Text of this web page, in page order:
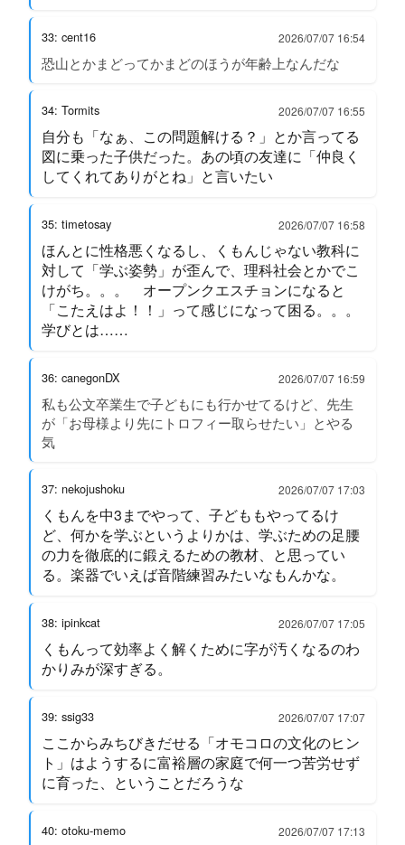
33: cent16 2026/07/07 16:54
恐山とかまどってかまどのほうが年齢上なんだな
34: Tormits 2026/07/07 16:55
自分も「なぁ、この問題解ける？」とか言ってる
図に乗った子供だった。あの頃の友達に「仲良く
してくれてありがとね」と言いたい
35: timetosay 2026/07/07 16:58
ほんとに性格悪くなるし、くもんじゃない教科に
対して「学ぶ姿勢」が歪んで、理科社会とかでこ
けがち。。。 オープンクエスチョンになると
「こたえはよ！！」って感じになって困る。。。
学びとは……
36: canegonDX 2026/07/07 16:59
私も公文卒業生で子どもにも行かせてるけど、先生
が「お母様より先にトロフィー取らせたい」とやる
気
37: nekojushoku 2026/07/07 17:03
くもんを中3までやって、子どももやってるけ
ど、何かを学ぶというよりかは、学ぶための足腰
の力を徹底的に鍛えるための教材、と思ってい
る。楽器でいえば音階練習みたいなもんかな。
38: ipinkcat 2026/07/07 17:05
くもんって効率よく解くために字が汚くなるのわ
かりみが深すぎる。
39: ssig33 2026/07/07 17:07
ここからみちびきだせる「オモコロの文化のヒン
ト」はようするに富裕層の家庭で何一つ苦労せず
に育った、ということだろうな
40: otoku-memo 2026/07/07 17:13